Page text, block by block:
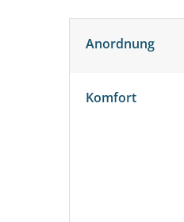
Anordnung
Komfort